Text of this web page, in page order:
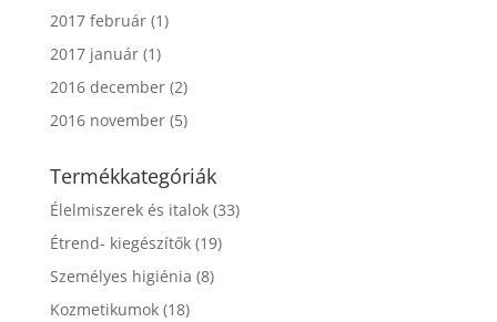
2017 február(1)
2017 január(1)
2016 december(2)
2016 november(5)
Termékkategóriák
Élelmiszerek és italok (33)
Étrend- kiegészítők (19)
Személyes higiénia (8)
Kozmetikumok (18)